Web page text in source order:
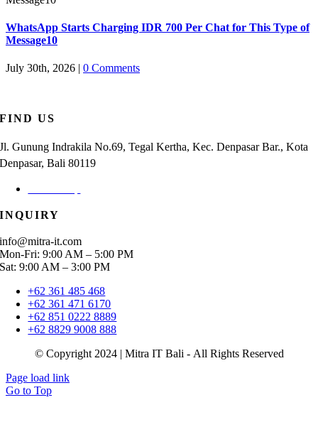
WhatsApp Starts Charging IDR 700 Per Chat for This Type of
Message10
July 30th, 2026 | 0 Comments
FIND US
Jl. Gunung Indrakila No.69, Tegal Kertha, Kec. Denpasar Bar., Kota
Denpasar, Bali 80119
INQUIRY
info@mitra-it.com
Mon-Fri: 9:00 AM – 5:00 PM
Sat: 9:00 AM – 3:00 PM
+62 361 485 468
+62 361 471 6170
+62 851 0222 8889
+62 8829 9008 888
© Copyright 2024 | Mitra IT Bali - All Rights Reserved
Page load link
Go to Top